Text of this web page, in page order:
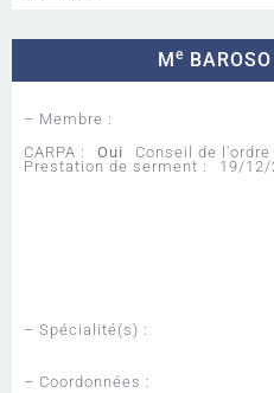
Me BAROSO
– Membre :
CARPA :
Oui Conseil de l'ordre
Prestation de serment :
19/12/
– Spécialité(s) :
– Coordonnées :